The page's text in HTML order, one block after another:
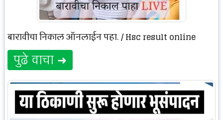
बारावीचा निकाल ऑनलाईन पहा. / Hsc result online
पुढे वाचा ➜